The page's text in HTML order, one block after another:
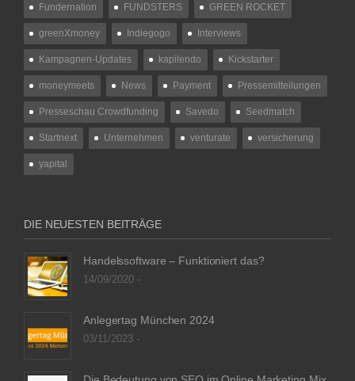
Fundernation FUNDSTERS GREEN ROCKET
greenXmoney Indiegogo Interviews
Kampagnen-Updates kapilendo Kickstarter
moneymeets News Payment Pressemitteilungen
Presseschau Crowdfunding Savedo Seedmatch
Startnext Unternehmen venturate versicherung
yapital
DIE NEUESTEN BEITRÄGE
Handelssoftware – Funktioniert das?
14/09/2020 -
Anlegertag München 2024
03/11/2023 -